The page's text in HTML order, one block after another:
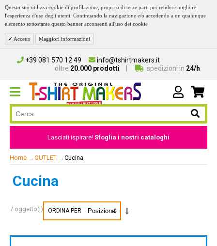
Questo sito utilizza cookie di profilazione, propri o di terze parti per rendere migliore
l'esperienza d'uso degli utenti. Continuando la navigazione e/o accedendo a un qualunque
elemento sottostante questo banner acconsenti all'uso dei cookie
Accetto Maggiori informazioni
+39 081 570 12 49
info@tshirtmakers.it
oltre 20.000 prodotti spedizioni in 24/h
Lasciati ispirare! Sfoglia i nostri cataloghi
Home → OUTLET → Cucina
Cucina
7 oggetto(i) ORDINA PER